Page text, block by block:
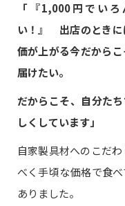
「『1,000円でい
い！』 出店のときに
価が上がる今だから
届けたい。
だからこそ、自分た
しくしています」
自家製具材へのこだ
べく手頃な価格で食
ありました。